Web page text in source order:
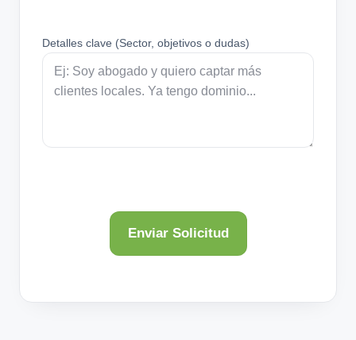
Detalles clave (Sector, objetivos o dudas)